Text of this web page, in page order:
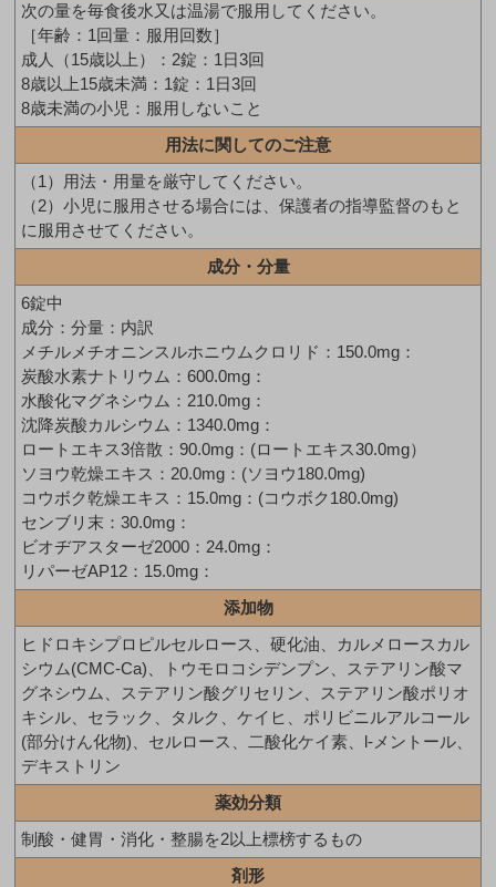
次の量を毎食後水又は温湯で服用してください。
［年齢：1回量：服用回数］
成人（15歳以上）：2錠：1日3回
8歳以上15歳未満：1錠：1日3回
8歳未満の小児：服用しないこと
用法に関してのご注意
（1）用法・用量を厳守してください。
（2）小児に服用させる場合には、保護者の指導監督のもと
に服用させてください。
成分・分量
6錠中
成分：分量：内訳
メチルメチオニンスルホニウムクロリド：150.0mg：
炭酸水素ナトリウム：600.0mg：
水酸化マグネシウム：210.0mg：
沈降炭酸カルシウム：1340.0mg：
ロートエキス3倍散：90.0mg：(ロートエキス30.0mg）
ソヨウ乾燥エキス：20.0mg：(ソヨウ180.0mg)
コウボク乾燥エキス：15.0mg：(コウボク180.0mg)
センブリ末：30.0mg：
ビオヂアスターゼ2000：24.0mg：
リパーゼAP12：15.0mg：
添加物
ヒドロキシプロピルセルロース、硬化油、カルメロースカル
シウム(CMC-Ca)、トウモロコシデンプン、ステアリン酸マ
グネシウム、ステアリン酸グリセリン、ステアリン酸ポリオ
キシル、セラック、タルク、ケイヒ、ポリビニルアルコール
(部分けん化物)、セルロース、二酸化ケイ素、l-メントール、
デキストリン
薬効分類
制酸・健胃・消化・整腸を2以上標榜するもの
剤形